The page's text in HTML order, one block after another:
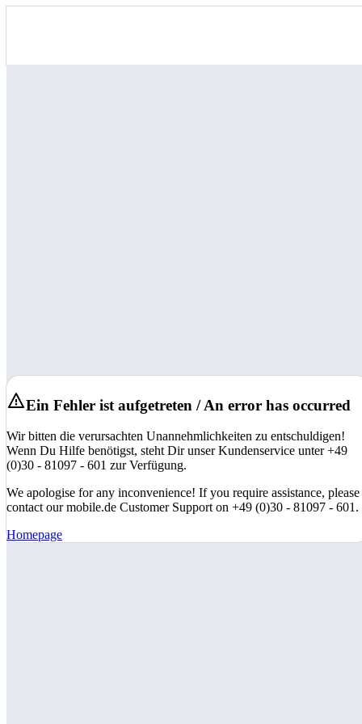
Ein Fehler ist aufgetreten / An error has occurred
Wir bitten die verursachten Unannehmlichkeiten zu entschuldigen!
Wenn Du Hilfe benötigst, steht Dir unser Kundenservice unter +49
(0)30 - 81097 - 601 zur Verfügung.
We apologise for any inconvenience! If you require assistance, please
contact our mobile.de Customer Support on +49 (0)30 - 81097 - 601.
Homepage